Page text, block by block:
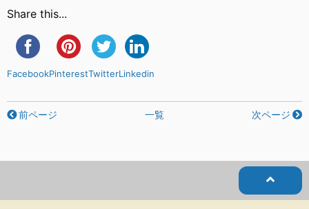
Share this...
FacebookPinterestTwitterLinkedin
前ページ 一覧 次ページ